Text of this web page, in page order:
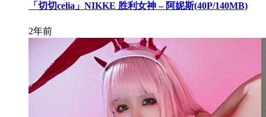
「切切celia」NIKKE 胜利女神 – 阿妮斯(40P/140MB)
2年前